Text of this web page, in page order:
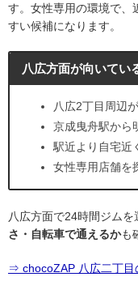
す。女性専用の環境で、
すい候補になります。
八広方面が向いてい
八広2丁目周辺
京成曳舟駅から
駅近より自宅近
女性専用店舗を
八広方面で24時間ジムを
さ・自転車で通えるかも
⇒ chocoZAP 八広二丁目